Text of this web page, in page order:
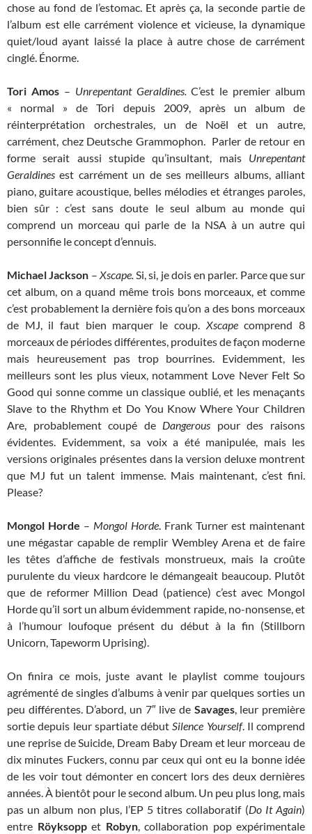
chose au fond de l’estomac. Et après ça, la seconde partie de
l’album est elle carrément violence et vicieuse, la dynamique
quiet/loud ayant laissé la place à autre chose de carrément
cinglé. Énorme.
Tori Amos– Unrepentant Geraldines.C’est le premier album
« normal » de Tori depuis 2009, après un album de
réinterprétation orchestrales, un de Noël et un autre,
carrément, chez Deutsche Grammophon. Parler de retour en
forme serait aussi stupide qu’insultant, mais Unrepentant
Geraldines est carrément un de ses meilleurs albums, alliant
piano, guitare acoustique, belles mélodies et étranges paroles,
bien sûr : c’est sans doute le seul album au monde qui
comprend un morceau qui parle de la NSA à un autre qui
personnifie le concept d’ennuis.
Michael Jackson – Xscape.Si, si, je dois en parler. Parce que sur
cet album, on a quand même trois bons morceaux, et comme
c’est probablement la dernière fois qu’on a des bons morceaux
de MJ, il faut bien marquer le coup. Xscapecomprend 8
morceaux de périodes différentes, produites de façon moderne
mais heureusement pas trop bourrines. Evidemment, les
meilleurs sont les plus vieux, notamment Love Never Felt So
Good qui sonne comme un classique oublié, et les menaçants
Slave to the Rhythm et Do You Know Where Your Children
Are, probablement coupé de Dangerous pour des raisons
évidentes. Evidemment, sa voix a été manipulée, mais les
versions originales présentes dans la version deluxe montrent
que MJ fut un talent immense. Mais maintenant, c’est fini.
Please?
Mongol Horde – Mongol Horde. Frank Turner est maintenant
une mégastar capable de remplir Wembley Arena et de faire
les têtes d’affiche de festivals monstrueux, mais la croûte
purulente du vieux hardcore le démangeait beaucoup. Plutôt
que de reformer Million Dead (patience) c’est avec Mongol
Horde qu’il sort un album évidemment rapide, no-nonsense, et
à l’humour loufoque présent du début à la fin (Stillborn
Unicorn, Tapeworm Uprising).
On finira ce mois, juste avant le playlist comme toujours
agrémenté de singles d’albums à venir par quelques sorties un
peu différentes. D’abord, un 7″ live de Savages, leur première
sortie depuis leur spartiate débutSilence Yourself. Il comprend
une reprise de Suicide, Dream Baby Dream et leur morceau de
dix minutes Fuckers, connu par ceux qui ont eu la bonne idée
de les voir tout démonter en concert lors des deux dernières
années. À bientôt pour le second album. Un peu plus long, mais
pas un album non plus, l’EP 5 titres collaboratif (Do It Again)
entre Röyksoppet Robyn, collaboration pop expérimentale